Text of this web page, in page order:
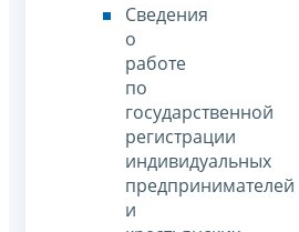
Сведения
о
работе
по
государственной
регистрации
индивидуальных
предпринимателей
и